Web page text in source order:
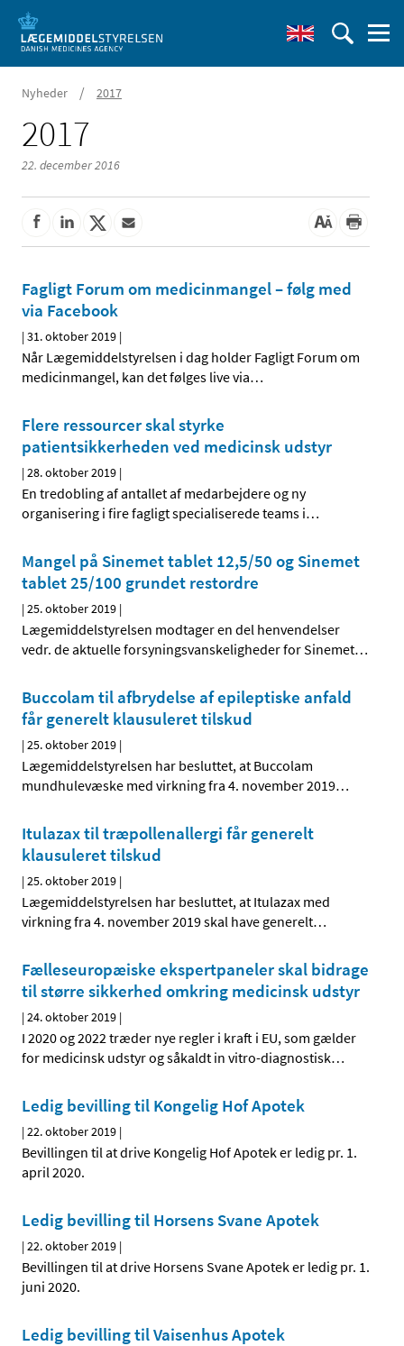
Nyheder / 2017
2017
22. december 2016
Fagligt Forum om medicinmangel – følg med
via Facebook
|31. oktober 2019 |
Når Lægemiddelstyrelsen i dag holder Fagligt Forum om
medicinmangel, kan det følges live via…
Flere ressourcer skal styrke
patientsikkerheden ved medicinsk udstyr
|28. oktober 2019 |
En tredobling af antallet af medarbejdere og ny
organisering i fire fagligt specialiserede teams i…
Mangel på Sinemet tablet 12,5/50 og Sinemet
tablet 25/100 grundet restordre
|25. oktober 2019 |
Lægemiddelstyrelsen modtager en del henvendelser
vedr. de aktuelle forsyningsvanskeligheder for Sinemet…
Buccolam til afbrydelse af epileptiske anfald
får generelt klausuleret tilskud
|25. oktober 2019 |
Lægemiddelstyrelsen har besluttet, at Buccolam
mundhulevæske med virkning fra 4. november 2019…
Itulazax til træpollenallergi får generelt
klausuleret tilskud
|25. oktober 2019 |
Lægemiddelstyrelsen har besluttet, at Itulazax med
virkning fra 4. november 2019 skal have generelt…
Fælleseuropæiske ekspertpaneler skal bidrage
til større sikkerhed omkring medicinsk udstyr
|24. oktober 2019 |
I 2020 og 2022 træder nye regler i kraft i EU, som gælder
for medicinsk udstyr og såkaldt in vitro-diagnostisk…
Ledig bevilling til Kongelig Hof Apotek
|22. oktober 2019 |
Bevillingen til at drive Kongelig Hof Apotek er ledig pr. 1.
april 2020.
Ledig bevilling til Horsens Svane Apotek
|22. oktober 2019 |
Bevillingen til at drive Horsens Svane Apotek er ledig pr. 1.
juni 2020.
Ledig bevilling til Vaisenhus Apotek